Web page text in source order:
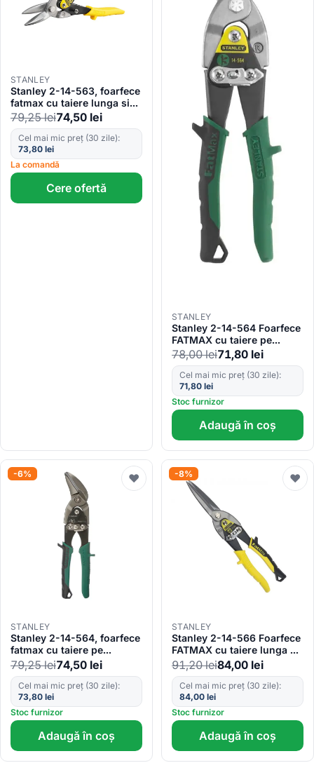
STANLEY
Stanley 2-14-563, foarfece
fatmax cu taiere lunga si
dreapta, 250 mm, blister
79,25lei74,50 lei
Cel mai mic preț (30 zile):
73,80 lei
La comandă
Cere ofertă
STANLEY
Stanley 2-14-564 Foarfece
FATMAX cu taiere pe
dreapta 0.7-1.2mm,
250mm
78,00lei71,80 lei
Cel mai mic preț (30 zile):
71,80 lei
Stoc furnizor
Adaugă în coș
-6% ♥
STANLEY
Stanley 2-14-564, foarfece
fatmax cu taiere pe
dreapta, blister
79,25lei74,50 lei
Cel mai mic preț (30 zile):
73,80 lei
Stoc furnizor
Adaugă în coș
-8% ♥
STANLEY
Stanley 2-14-566 Foarfece
FATMAX cu taiere lunga si
dreapta 0.7-1.2mm,
250mm
91,20lei84,00 lei
Cel mai mic preț (30 zile):
84,00 lei
Stoc furnizor
Adaugă în coș